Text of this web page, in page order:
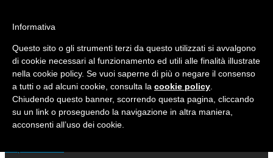
Mondo Italiano nel Mondo
LE INTERVISTE SONO AGLI ITALIANI CHE
RICOPRONO RUOLI ISTITUZIONALI, A
QUELLI CHE RAPPRESENTANO LA SOCIETÀ E
A CHI È UN "COMUNE CITTADINO" ...
PER TUTTO QUESTO SIAMO "ORGOGLIOSI
DI ESSERE ITALIANI"
Informativa
Questo sito o gli strumenti terzi da questo utilizzati si avvalgono
di cookie necessari al funzionamento ed utili alle finalità illustrate
nella cookie policy. Se vuoi saperne di più o negare il consenso
a tutti o ad alcuni cookie, consulta la cookie policy
Chiudendo questo banner, scorrendo questa pagina, cliccando
su un link o proseguendo la navigazione in altra maniera,
acconsenti all’uso dei cookie.